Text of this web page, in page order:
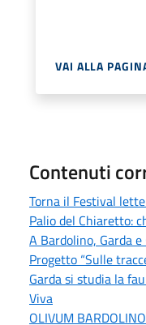
VAI ALLA
Contenuti
Torna il Festival
Palio del Chiaretto:
A Bardolino, Garda
Progetto “Sulle
Garda si studia la
Viva
OLIVUM